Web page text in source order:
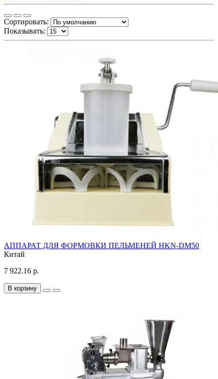
Сортировать:
Показывать:
АППАРАТ ДЛЯ ФОРМОВКИ ПЕЛЬМЕНЕЙ HKN-DM50
Китай
7 922.16 р.
В корзину